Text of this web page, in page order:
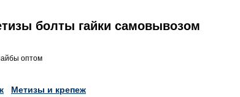
болты гайки самовывозом
оптом
Метизы и крепеж